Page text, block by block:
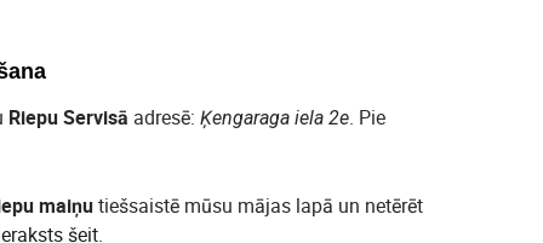
Riepu Servisā adresē: Ķengaraga iela 2e. Pie
maiņutiešsaistē mūsu mājas lapā un netērēt
šeit.